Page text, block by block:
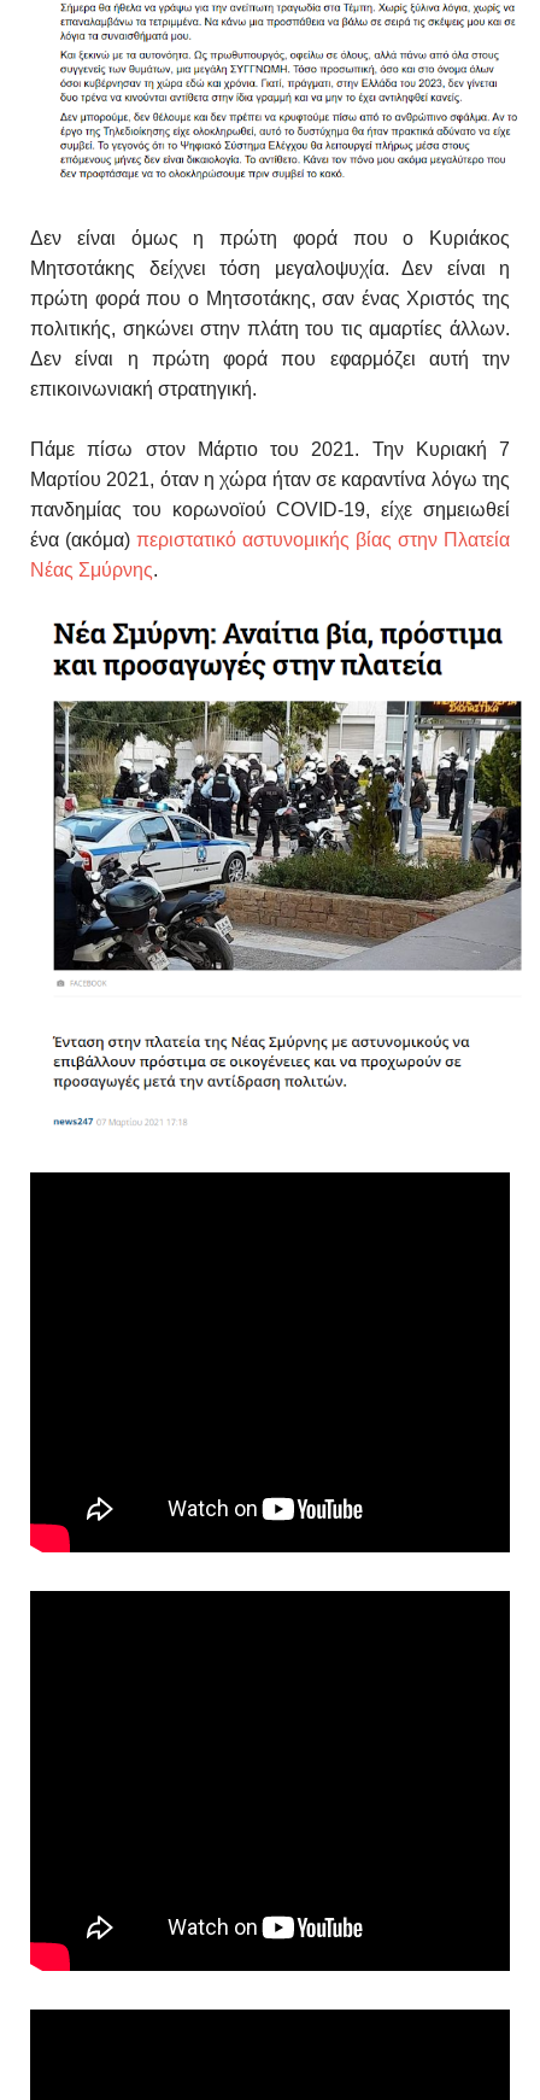
Δεν είναι όμως η πρώτη φορά που ο Κυριάκος
Μητσοτάκης δείχνει τόση μεγαλοψυχία. Δεν είναι η
πρώτη φορά που ο Μητσοτάκης, σαν ένας Χριστός της
πολιτικής, σηκώνει στην πλάτη του τις αμαρτίες άλλων.
Δεν είναι η πρώτη φορά που εφαρμόζει αυτή την
επικοινωνιακή στρατηγική.
Πάμε πίσω στον Μάρτιο του 2021. Την Κυριακή 7
Μαρτίου 2021, όταν η χώρα ήταν σε καραντίνα λόγω της
πανδημίας του κορωνοϊού COVID-19, είχε σημειωθεί
ένα (ακόμα) περιστατικό αστυνομικής βίας στην Πλατεία
Νέας Σμύρνης.